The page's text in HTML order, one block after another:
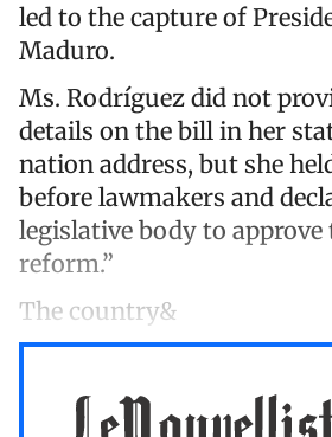
led to the capture of
Maduro.
Ms. Rodríguez did not
details on the bill in her
nation address, but she
before lawmakers and
legislative body to
reform.”
The country&